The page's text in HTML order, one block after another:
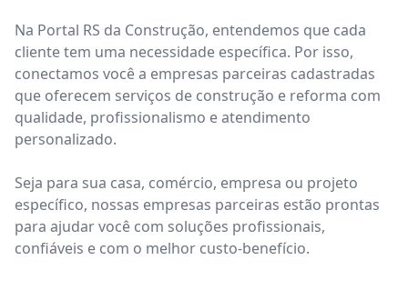
Na Portal RS da Construção, entendemos que cada
cliente tem uma necessidade específica. Por isso,
conectamos você a empresas parceiras cadastradas
que oferecem serviços de construção e reforma com
qualidade, profissionalismo e atendimento
personalizado.
Seja para sua casa, comércio, empresa ou projeto
específico, nossas empresas parceiras estão prontas
para ajudar você com soluções profissionais,
confiáveis e com o melhor custo-benefício.